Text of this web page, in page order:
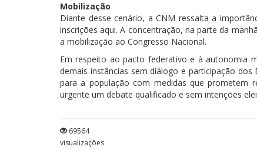
Mobilização
Diante desse cenário, a CNM ressalta a
inscrições aqui. A concentração, na parte da
a mobilização ao Congresso Nacional.
Em respeito ao pacto federativo e à autonomia
demais instâncias sem diálogo e participação
para a população com medidas que prometem
urgente um debate qualificado e sem intenções
69564
visualizações